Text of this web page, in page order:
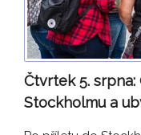
Čtvrtek 5. srpna:
Stockholmu a